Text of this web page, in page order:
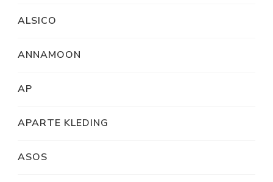
ALSICO
ANNAMOON
AP
APARTE KLEDING
ASOS